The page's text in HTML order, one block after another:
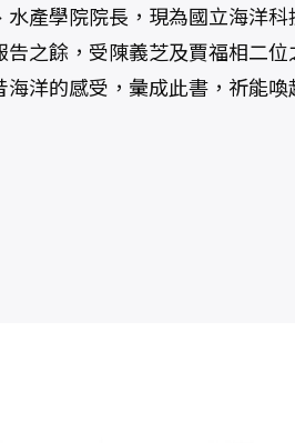
產學院院長，現為國立海洋
之餘，受陳義芝及賈福相二
洋的感受，彙成此書，祈能